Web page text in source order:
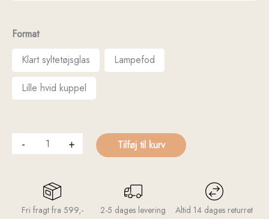
Format
Klart syltetøjsglas
Lampefod
Lille hvid kuppel
- + Tilføj til kurv
Fri fragt fra 599,- 2-5 dages levering Altid 14 dages returret